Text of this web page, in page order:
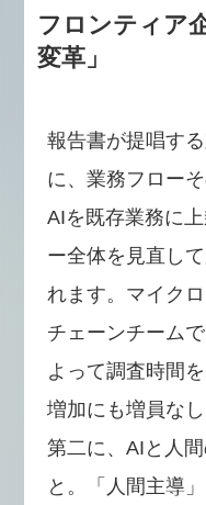
フロンティア
変革」
報告書が提唱す
に、業務フロー
AIを既存業務に
ー全体を見直し
れます。マイク
チェーンチーム
よって調査時間
増加にも増員な
第二に、AIと人
と。「人間主導